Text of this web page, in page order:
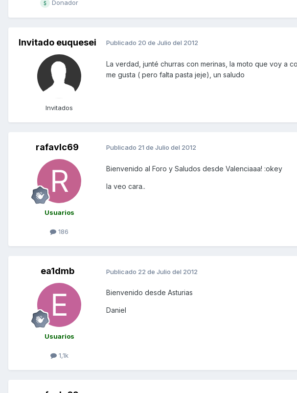
Donador
Invitado euquesei
Invitados
Publicado 20 de Julio del 2012
La verdad, junté churras con merinas, la moto que voy a
me gusta ( pero falta pasta jeje), un saludo
rafavlc69
Usuarios
186
Publicado 21 de Julio del 2012
Bienvenido al Foro y Saludos desde Valenciaaa! :okey
la veo cara..
ea1dmb
Usuarios
1,1k
Publicado 22 de Julio del 2012
Bienvenido desde Asturias
Daniel